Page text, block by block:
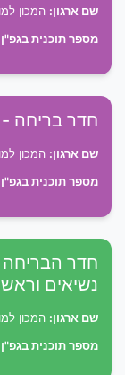
שם ארגון: המכון
מספר תוכנית
חדר בריחה -
שם ארגון: המכון
מספר תוכנית
חדר
נשיאים
שם ארגון: המכון
מספר תוכנית